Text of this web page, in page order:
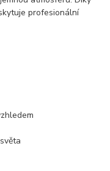
profesionální